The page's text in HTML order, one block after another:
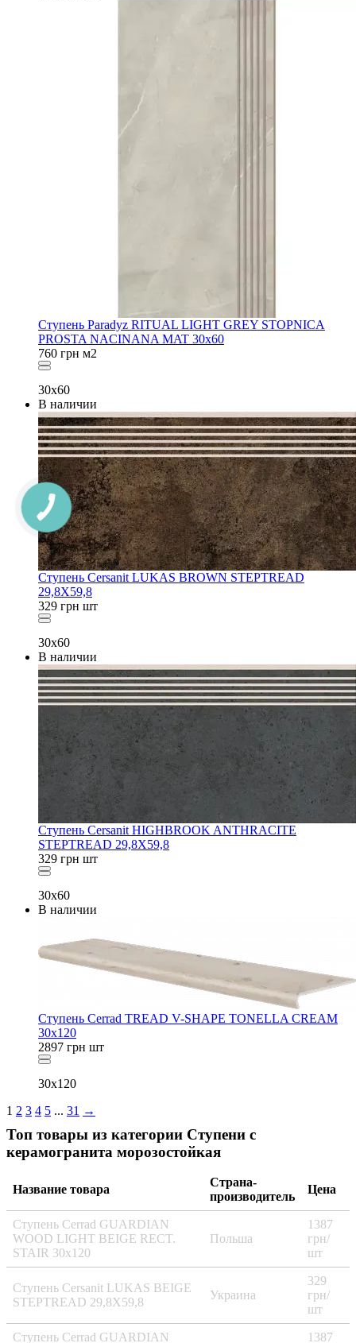
Ступень Paradyz RITUAL LIGHT GREY STOPNICA
PROSTA NACINANA MAT 30x60
760 грн м2
30x60
В наличии
Ступень Cersanit LUKAS BROWN STEPTREAD
29,8X59,8
329 грн шт
30x60
В наличии
Ступень Cersanit HIGHBROOK ANTHRACITE
STEPTREAD 29,8X59,8
329 грн шт
30x60
В наличии
Ступень Cerrad TREAD V-SHAPE TONELLA CREAM
30x120
2897 грн шт
30x120
1 2 3 4 5 ... 31 →
Топ товары из категории Cтупени с
керамогранита морозостойкая
Название товара
Страна-
производитель
Цена
Ступень Cerrad GUARDIAN
WOOD LIGHT BEIGE RECT.
STAIR 30x120
Польша
1387
грн/
шт
Ступень Cersanit LUKAS BEIGE
STEPTREAD 29,8X59,8
Украина
329
грн/
шт
Ступень Cerrad GUARDIAN 1387